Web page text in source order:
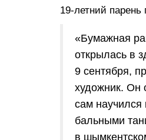
19-летний парень
«Бумажная
открылась в
9 сентября,
художник. Он
сам научился
бальными
в